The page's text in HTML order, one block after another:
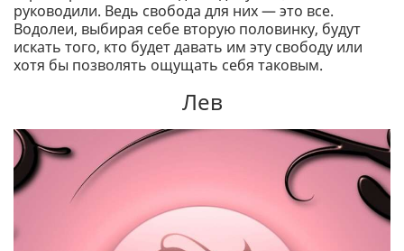
руководили. Ведь свобода для них — это все.
Водолеи, выбирая себе вторую половинку, будут
искать того, кто будет давать им эту свободу или
хотя бы позволять ощущать себя таковым.
Лев